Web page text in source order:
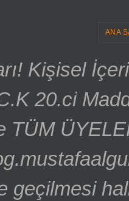
ANA
Kişisel
20.ci
TÜM
geçilmesi